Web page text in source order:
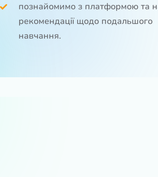
познайомимо з платформою та
рекомендації щодо подальшого
навчання.